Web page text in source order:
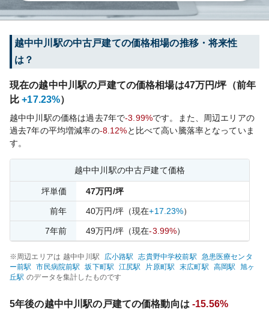
越中中川駅の中古戸建ての価格相場の推移・将来性
は？
現在の越中中川駅の戸建ての価格相場は47万円/坪（前年
比 +17.23%）
越中中川 駅の価格は過去7年で-3.99%です。
また、周辺エリアの
過去7年の平均増減率の-8.12%と比べて高い騰落率となっていま
す。
越中中川 駅の中古戸建て価格
坪単価 47万円/坪
前年 40万円/坪（現在+17.23%）
7年前 49万円/坪（現在-3.99%）
※周辺エリアは 越中中川 駅 広小路駅 志貴野中学校前駅
急患医療センタ
ー前駅 市民病院前駅 坂下町駅 江尻駅 片原町駅 末広町駅 高岡駅
旭ヶ
丘駅 のデータを集計したものです
5年後の越中中川駅の戸建ての価格動向は -15.56%